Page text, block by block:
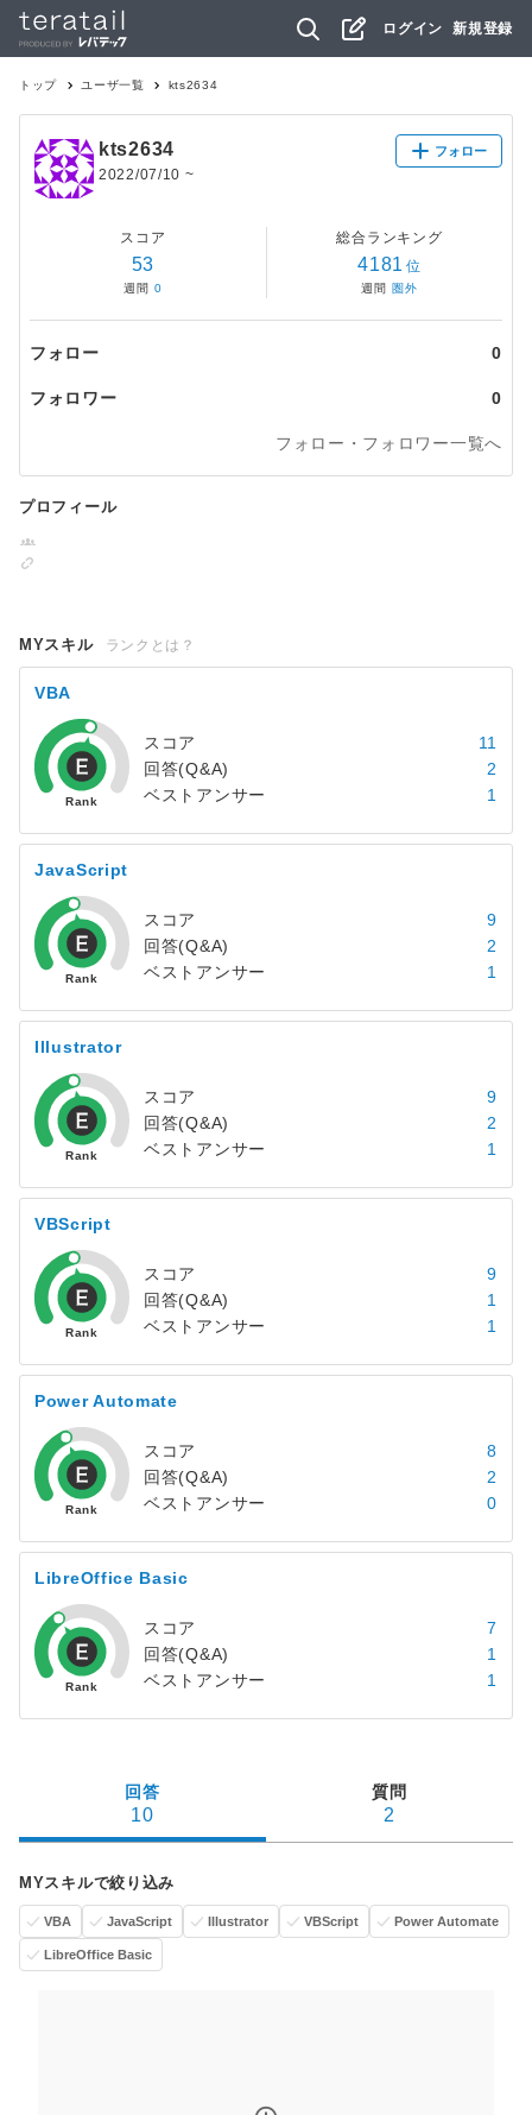
ログイン 新規登録
トップ ユーザ一覧 kts2634
kts2634
2022/07/10 ~
フォロー
スコア
53
週間 0
総合ランキング
4181 位
週間 圏外
フォロー 0
フォロワー 0
フォロー・フォロワー一覧へ
プロフィール
MYスキル ランクとは？
VBA
スコア
11
回答(Q&A)
2
ベストアンサー
1
JavaScript
スコア
9
回答(Q&A)
2
ベストアンサー
1
Illustrator
スコア
9
回答(Q&A)
2
ベストアンサー
1
VBScript
スコア
9
回答(Q&A)
1
ベストアンサー
1
Power Automate
スコア
8
回答(Q&A)
2
ベストアンサー
0
LibreOffice Basic
スコア
7
回答(Q&A)
1
ベストアンサー
1
回答
10
質問
2
MYスキルで絞り込み
VBA JavaScript Illustrator VBScript Power Automate
LibreOffice Basic